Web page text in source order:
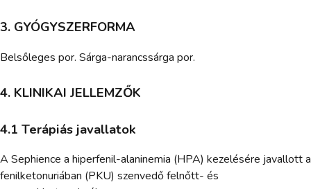
3. GYÓGYSZERFORMA
Belsőleges por. Sárga-narancssárga por.
4. KLINIKAI JELLEMZŐK
4.1 Terápiás javallatok
A Sephience a hiperfenil-alaninemia (HPA) kezelésére javallott a
fenilketonuriában (PKU) szenvedő felnőtt- és